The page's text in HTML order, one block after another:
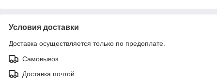
Условия доставки
Доставка осуществляется только по предоплате.
Самовывоз
Доставка почтой